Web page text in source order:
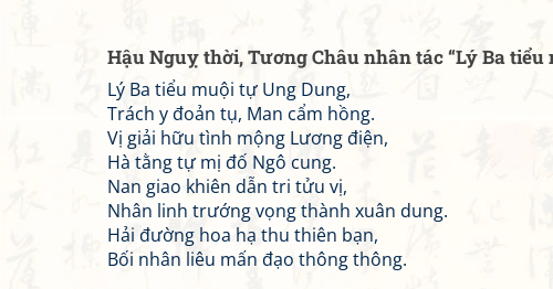
Hậu Nguỵ thời, Tương Châu nhân tác “Lý Ba
Lý Ba tiểu muội tự Ung Dung,
Trách y đoản tụ, Man cẩm hồng.
Vị giải hữu tình mộng Lương điện,
Hà tằng tự mị đố Ngô cung.
Nan giao khiên dẫn tri tửu vị,
Nhân linh trướng vọng thành xuân dung.
Hải đường hoa hạ thu thiên bạn,
Bối nhân liêu mấn đạo thông thông.